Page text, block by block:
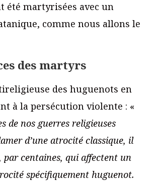
été martyrisées avec un
comme nous allons le
des martyrs
des huguenots en
à la persécution violente : «
de nos guerres religieuses
d’une atrocité classique, il
par centaines, qui affectent un
spécifiquement huguenot.